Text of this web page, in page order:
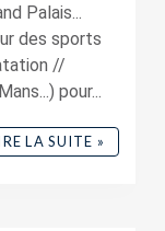
Palais...
des sports
//
pour...
LA SUITE »